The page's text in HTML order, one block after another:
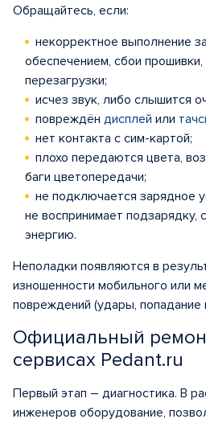
Обращайтесь, если:
некорректное выполнение
обеспечением, сбои
перезагрузки;
исчез звук, либо слышится
повреждён дисплей или
нет контакта с сим-картой;
плохо передаются цвета,
баги цветопередачи;
не подключается зарядное
не воспринимает
энергию.
Неполадки появляются в
изношенности мобильного или
повреждений (удары, попадание
Официальный
сервисах Pedant.ru
Первый этап – диагностика. В
инженеров оборудование,